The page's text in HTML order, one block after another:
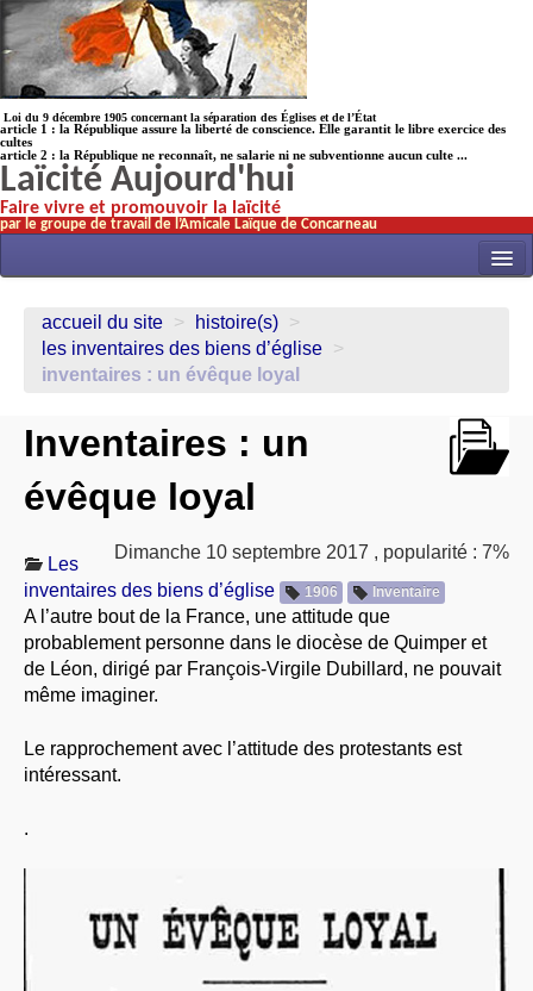
Loi du 9 décembre 1905 concernant la séparation des Églises et de l’État
article 1 : la République assure la liberté de conscience. Elle garantit le libre exercice des
cultes
article 2 : la République ne reconnaît, ne salarie ni ne subventionne aucun culte ...
Laïcité Aujourd'hui
Faire vivre et promouvoir la laïcité
par le groupe de travail de l’Amicale Laïque de Concarneau
ACTUALITÉS
NOS TRAVAUX
LAICITHÈQUE
À PROPOS
LIBRES OPINIONS
* [ connexion Adhérents ].
accueil du site > histoire(s) >
les inventaires des biens d’église >
inventaires : un évêque loyal
Inventaires : un
évêque loyal
Dimanche 10 septembre 2017 , popularité : 7%
Les
inventaires des biens d’église
1906 Inventaire
A l’autre bout de la France, une attitude que
probablement personne dans le diocèse de Quimper et
de Léon, dirigé par François-Virgile Dubillard, ne pouvait
même imaginer.
Le rapprochement avec l’attitude des protestants est
intéressant.
.